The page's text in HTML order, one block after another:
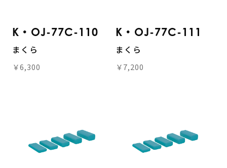
K・OJ-77C-110
まくら
￥6,300
K・OJ-77C-111
まくら
￥7,200